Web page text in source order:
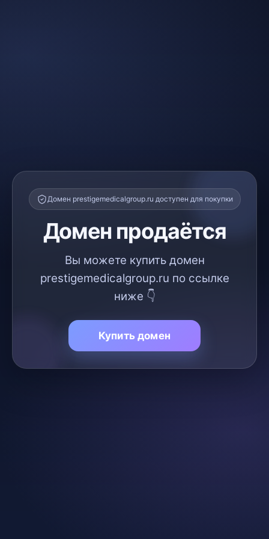
Домен prestigemedicalgroup.ru доступен для покупки
Домен продаётся
Вы можете купить домен
prestigemedicalgroup.ru по ссылке
ниже 👇
Купить домен